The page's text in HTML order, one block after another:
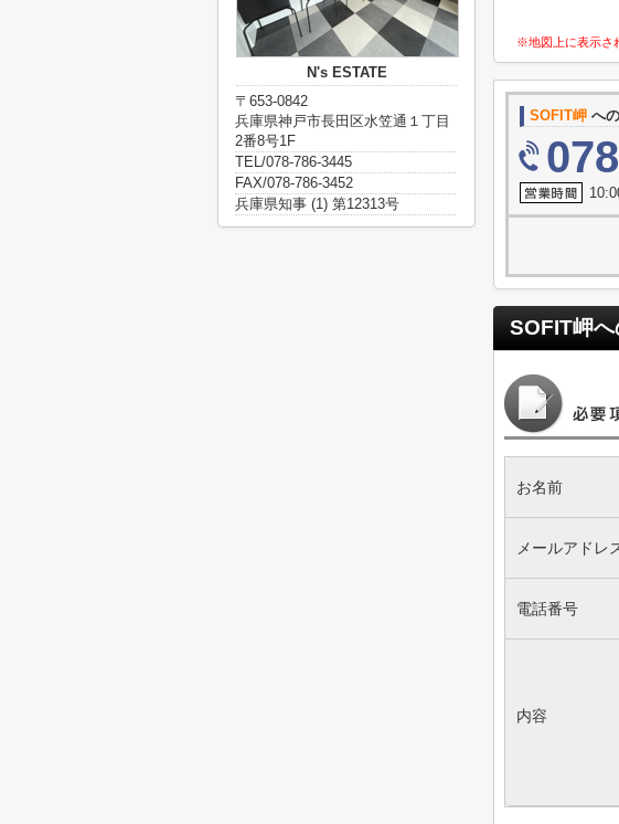
※地図上に表示さ
SOFIT岬 へ
SOFIT岬へ
お名前
メールアドレ
電話番号
内容
N's ESTATE
〒653-0842
兵庫県神戸市長田区水笠通１丁目
2番8号1F
TEL/078-786-3445
FAX/078-786-3452
兵庫県知事 (1) 第12313号